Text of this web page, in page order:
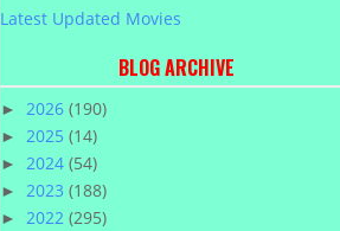
Latest Updated Movies
BLOG ARCHIVE
► 2026 (190)
► 2025 (14)
► 2024 (54)
► 2023 (188)
► 2022 (295)